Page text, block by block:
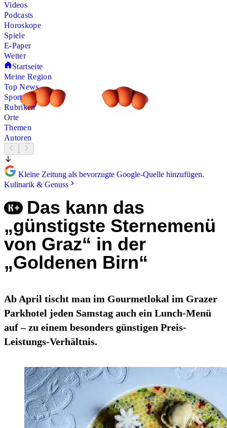
Videos
Podcasts
Horoskope
Spiele
E-Paper
Wetter
Startseite
Meine Region
Top News
Sport
Rubriken
Orte
Themen
Autoren
Kleine Zeitung als bevorzugte Google-Quelle hinzufügen.
Kulinarik & Genuss
Das kann das
„günstigste Sternemenü
von Graz“ in der
„Goldenen Birn“
Ab April tischt man im Gourmetlokal im Grazer
Parkhotel jeden Samstag auch ein Lunch-Menü
auf – zu einem besonders günstigen Preis-
Leistungs-Verhältnis.